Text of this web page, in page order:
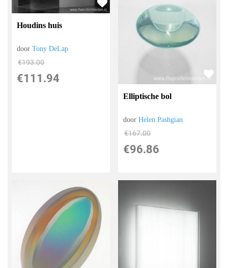
Houdins huis
doorTony DeLap
€193.00
€111.94
Elliptische bol
doorHelen Pashgian
€167.00
€96.86